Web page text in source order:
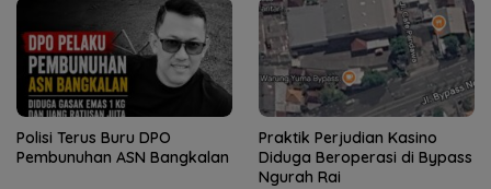
Polisi Terus Buru DPO
Pembunuhan ASN Bangkalan
Praktik Perjudian Kasino
Diduga Beroperasi di Bypass
Ngurah Rai